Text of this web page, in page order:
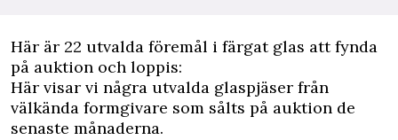
Här är 22 utvalda föremål i färgat glas att fynda
på auktion och loppis:
Här visar vi ­några utvalda glaspjäser från
välkända formgivare som sålts på auktion de
senaste månaderna.